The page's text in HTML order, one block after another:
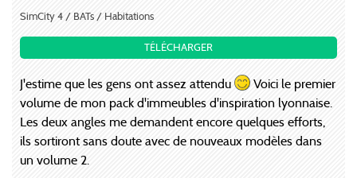
SimCity 4 / BATs / Habitations
TÉLÉCHARGER
J'estime que les gens ont assez attendu
Voici le premier
volume de mon pack d'immeubles d'inspiration lyonnaise.
Les deux angles me demandent encore quelques efforts,
ils sortiront sans doute avec de nouveaux modèles dans
un volume 2.